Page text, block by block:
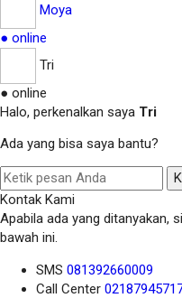
Moya
● online
Tri
● online
Halo, perkenalkan saya Tri
Ada yang bisa saya bantu?
Kontak Kami
Apabila ada yang ditanyakan,
bawah ini.
SMS 081392660009
Call Center